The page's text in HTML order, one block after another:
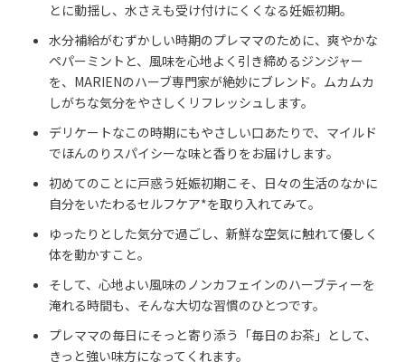
とに動揺し、水さえも受け付けにくくなる妊娠初期。
水分補給がむずかしい時期のプレママのために、爽やかな
ペパーミントと、風味を心地よく引き締めるジンジャー
を、MARIENのハーブ専門家が絶妙にブレンド。ムカムカ
しがちな気分をやさしくリフレッシュします。
デリケートなこの時期にもやさしい口あたりで、マイルド
でほんのりスパイシーな味と香りをお届けします。
初めてのことに戸惑う妊娠初期こそ、日々の生活のなかに
自分をいたわるセルフケア*を取り入れてみて。
ゆったりとした気分で過ごし、新鮮な空気に触れて優しく
体を動かすこと。
そして、心地よい風味のノンカフェインのハーブティーを
淹れる時間も、そんな大切な習慣のひとつです。
プレママの毎日にそっと寄り添う「毎日のお茶」として、
きっと強い味方になってくれます。